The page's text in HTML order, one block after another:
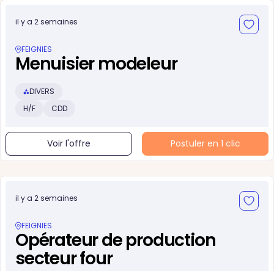
il y a 2 semaines
FEIGNIES
Menuisier modeleur
DIVERS
H/F
CDD
Voir l'offre Postuler en 1 clic
il y a 2 semaines
FEIGNIES
Opérateur de production
secteur four